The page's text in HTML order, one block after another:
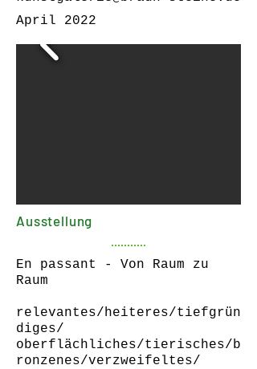
April 2022
Ausstellung
En passant - Von Raum zu
Raum
relevantes/heiteres/tiefgrün
diges/
oberflächliches/tierisches/b
ronzenes/verzweifeltes/